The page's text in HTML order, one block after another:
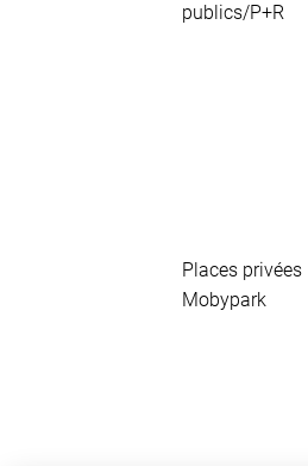
publics/P+R
Places privées
Mobypark